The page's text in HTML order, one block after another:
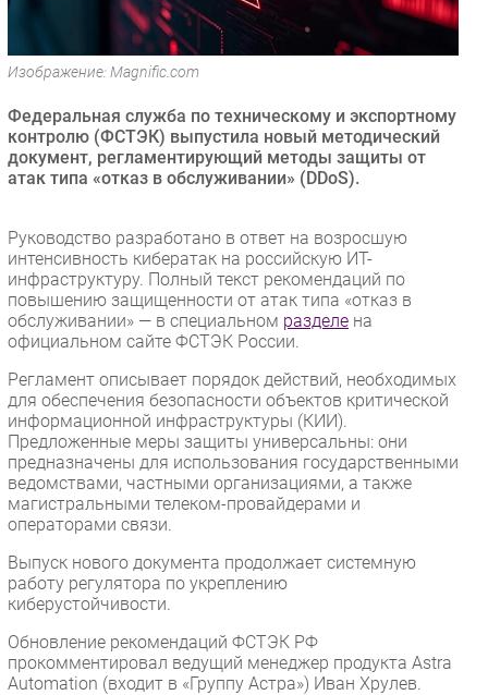
Безопасность
Инновации
Гаджеты
Здоровье
Новости
Аналитика
Интервью
Мероприятия
Проекты
IT класс
Тестовый стенд
Каталог компаний
Изображение: Magnific.com
Федеральная служба по техническому и экспортному
контролю (ФСТЭК) выпустила новый методический
документ, регламентирующий методы защиты от
атак типа «отказ в обслуживании» (DDoS).
Руководство разработано в ответ на возросшую
интенсивность кибератак на российскую ИТ-
инфраструктуру. Полный текст рекомендаций по
повышению защищенности от атак типа «отказ в
обслуживании» — в специальном разделе на
официальном сайте ФСТЭК России.
Регламент описывает порядок действий, необходимых
для обеспечения безопасности объектов критической
информационной инфраструктуры (КИИ).
Предложенные меры защиты универсальны: они
предназначены для использования государственными
ведомствами, частными организациями, а также
магистральными телеком-провайдерами и
операторами связи.
Выпуск нового документа продолжает системную
работу регулятора по укреплению
киберустойчивости.
Обновление рекомендаций ФСТЭК РФ
прокомментировал ведущий менеджер продукта Astra
Automation (входит в «Группу Астра») Иван Хрулев.